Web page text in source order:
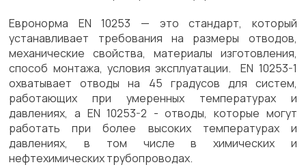
Евронорма EN 10253 — это стандарт, который
устанавливает требования на размеры отводов,
механические свойства, материалы изготовления,
способ монтажа, условия эксплуатации. EN 10253-1
охватывает отводы на 45 градусов для систем,
работающих при умеренных температурах и
давлениях, а EN 10253-2 - отводы, которые могут
работать при более высоких температурах и
давлениях, в том числе в химических и
нефтехимических трубопроводах.